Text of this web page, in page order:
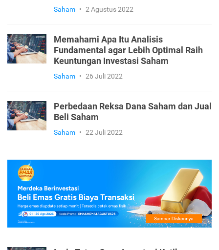
Saham • 2 Agustus 2022
Memahami Apa Itu Analisis
Fundamental agar Lebih Optimal Raih
Keuntungan Investasi Saham
Saham • 26 Juli 2022
Perbedaan Reksa Dana Saham dan Jual
Beli Saham
Saham • 22 Juli 2022